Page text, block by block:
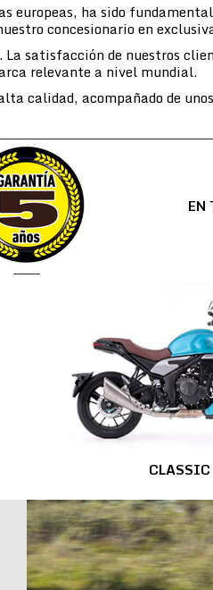
ha sido
concesionario en
satisfacción de nuestros
relevante a nivel mundial.
calidad, acompañado de
EN
CLASSIC